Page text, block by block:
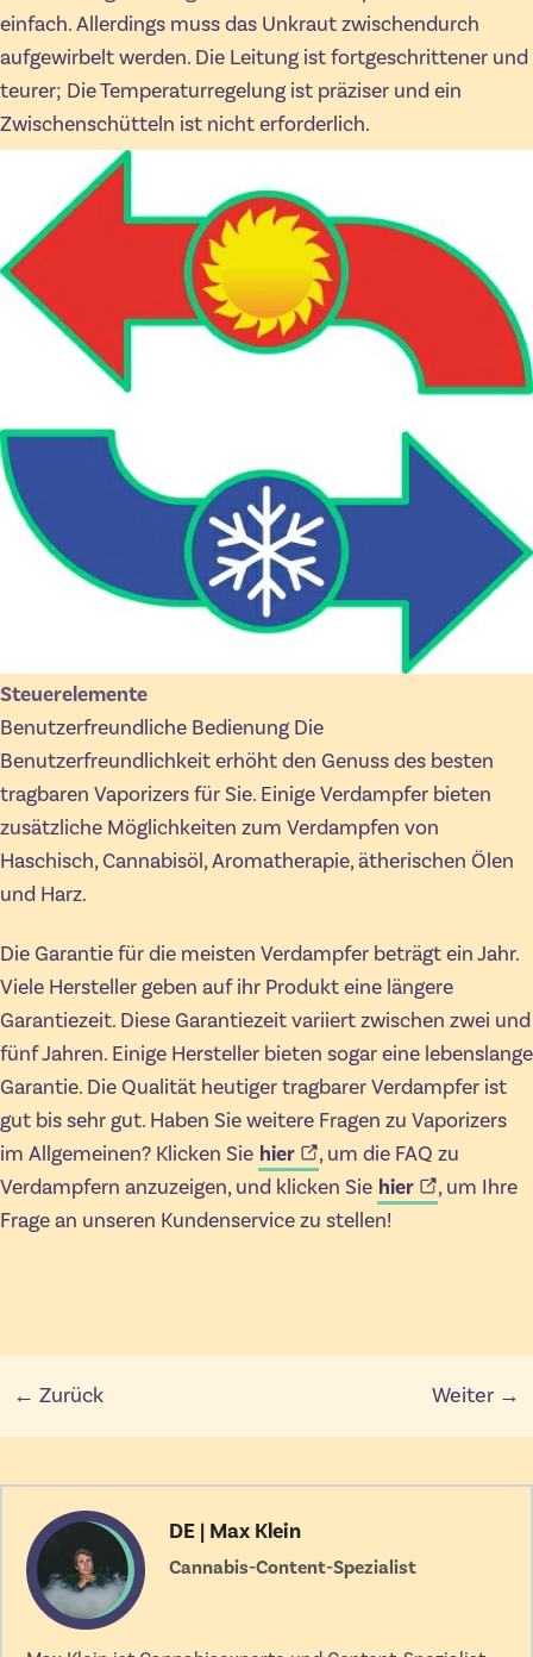
einfach. Allerdings muss das Unkraut zwischendurch
aufgewirbelt werden. Die Leitung ist fortgeschrittener und
teurer; Die Temperaturregelung ist präziser und ein
Zwischenschütteln ist nicht erforderlich.
Steuerelemente
Benutzerfreundliche Bedienung Die
Benutzerfreundlichkeit erhöht den Genuss des besten
tragbaren Vaporizers für Sie. Einige Verdampfer bieten
zusätzliche Möglichkeiten zum Verdampfen von
Haschisch, Cannabisöl, Aromatherapie, ätherischen Ölen
und Harz.
Die Garantie für die meisten Verdampfer beträgt ein Jahr.
Viele Hersteller geben auf ihr Produkt eine längere
Garantiezeit. Diese Garantiezeit variiert zwischen zwei und
fünf Jahren. Einige Hersteller bieten sogar eine lebenslange
Garantie. Die Qualität heutiger tragbarer Verdampfer ist
gut bis sehr gut. Haben Sie weitere Fragen zu Vaporizers
im Allgemeinen? Klicken Sie hier
, um die FAQ zu
Verdampfern anzuzeigen, und klicken Sie hier
, um Ihre
Frage an unseren Kundenservice zu stellen!
← Zurück Weiter →
DE | Max Klein
Cannabis-Content-Spezialist